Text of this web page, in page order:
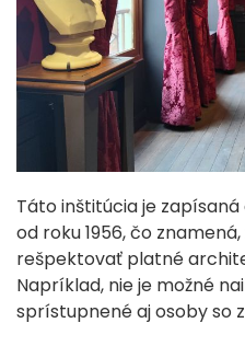
Táto inštitúcia je zapísaná
od roku 1956, čo
rešpektovať platné
Napríklad, nie je možné
sprístupnené aj osoby so